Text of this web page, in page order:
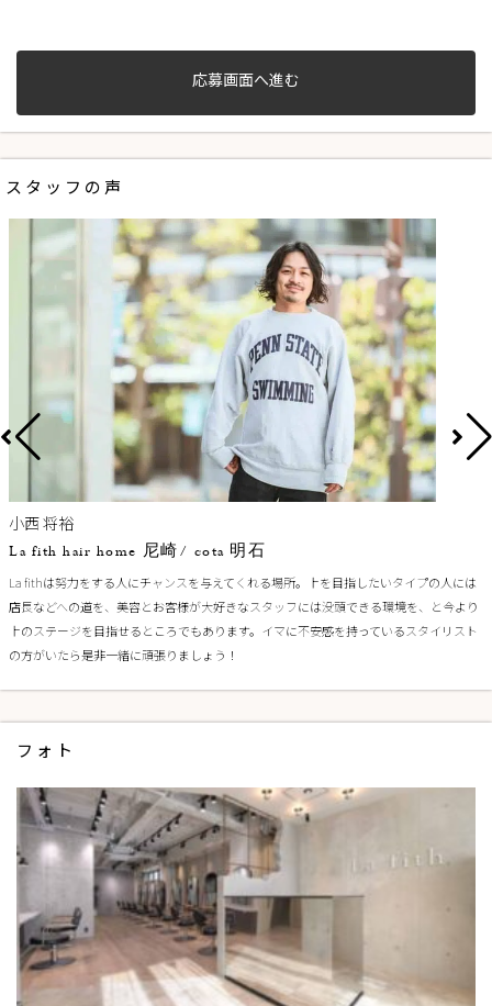
応募画面へ進む
スタッフの声
小西 将裕
La fith hair home 尼崎/ cota 明石
La fithは努力をする人にチャンスを与えてくれる場所。上を目指したいタイプの人には
店長などへの道を、美容とお客様が大好きなスタッフには没頭できる環境を、と今より
上のステージを目指せるところでもあります。イマに不安感を持っているスタイリスト
の方がいたら是非一緒に頑張りましょう！
フォト